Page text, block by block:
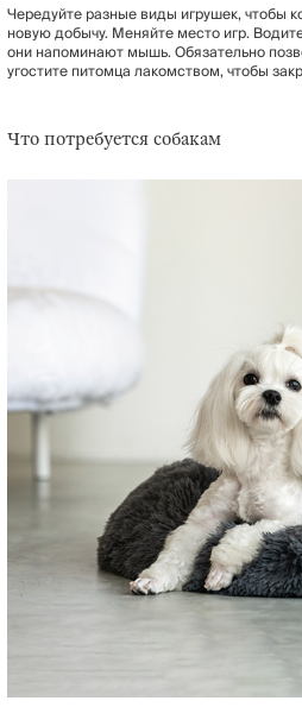
Чередуйте разные виды игрушек, чтобы
новую добычу. Меняйте место игр.
они напоминают мышь. Обязательно
угостите питомца лакомством, чтобы
Что потребуется собакам